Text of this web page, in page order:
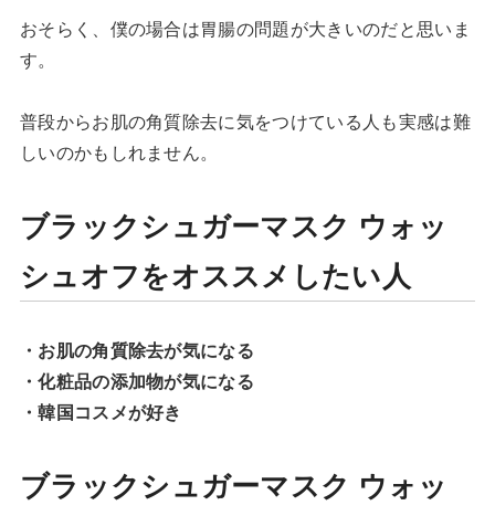
おそらく、僕の場合は胃腸の問題が大きいのだと思いま
す。
普段からお肌の角質除去に気をつけている人も実感は難
しいのかもしれません。
ブラックシュガーマスク ウォッ
シュオフをオススメしたい人
・お肌の角質除去が気になる
・化粧品の添加物が気になる
・韓国コスメが好き
ブラックシュガーマスク ウォッ